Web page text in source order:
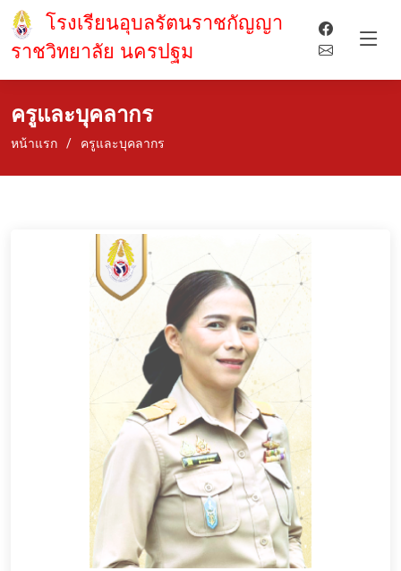
โรงเรียนอุบลรัตนราชกัญญา
ราชวิทยาลัย นครปฐม
ครูและบุคลากร
หน้าแรก ครูและบุคลากร